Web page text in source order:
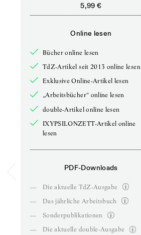
5,99 €
Online lesen
Bücher online lesen
TdZ-Artikel seit 2013 online lesen
Exklusive Online-Artikel lesen
„Arbeitsbücher“ online lesen
double-Artikel online lesen
IXYPSILONZETT-Artikel online
lesen
PDF-Downloads
—
Die aktuelle TdZ-Ausgabe
—
Das jährliche Arbeitsbuch
—
Sonderpublikationen
—
Die aktuelle double-Ausgabe